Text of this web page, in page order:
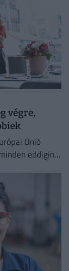
végre,
Unió
eddiginél